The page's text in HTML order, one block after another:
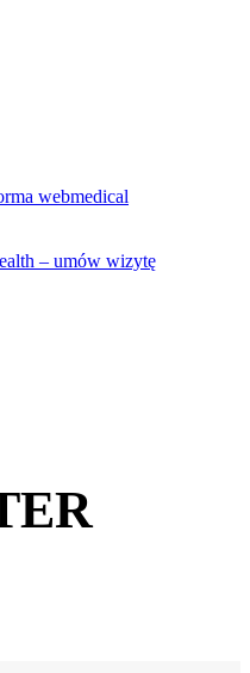
webmedical
– umów wizytę